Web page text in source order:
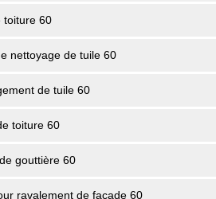
toiture 60
nettoyage de tuile 60
de tuile 60
toiture 60
gouttière 60
ravalement de façade 60